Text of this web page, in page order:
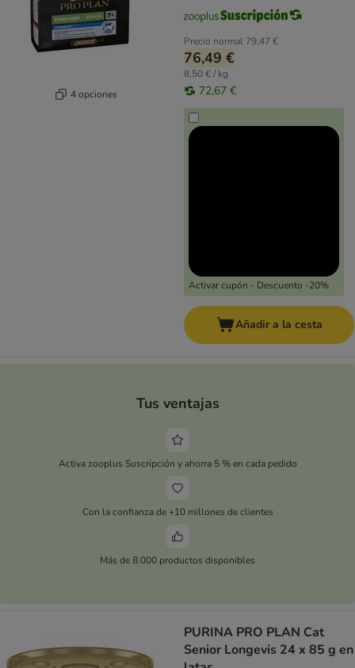
4 opciones
Precio normal 79,47 €
76,49 €
8,50 € / kg
72,67 €
Activar cupón - Descuento -20%
Añadir a la cesta
Tus ventajas
Activa zooplus Suscripción y ahorra 5 % en cada pedido
Con la confianza de +10 millones de clientes
Más de 8.000 productos disponibles
PURINA PRO PLAN Cat
Senior Longevis 24 x 85 g en